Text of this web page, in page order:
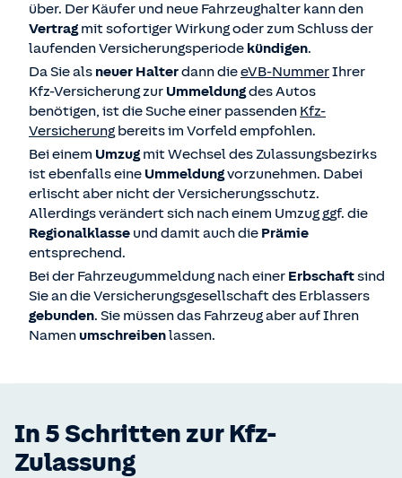
über. Der Käufer und neue Fahrzeughalter kann den
Vertragmit sofortiger Wirkung oder zum Schluss der
laufenden Versicherungsperiode kündigen.
Da Sie als neuer Halterdann dieeVB-NummerIhrer
Kfz-Versicherung zur Ummeldungdes Autos
benötigen, ist die Suche einer passenden Kfz-
Versicherung bereits im Vorfeld empfohlen.
Bei einem Umzugmit Wechsel des Zulassungsbezirks
ist ebenfalls eine Ummeldungvorzunehmen. Dabei
erlischt aber nicht der Versicherungsschutz.
Allerdings verändert sich nach einem Umzug ggf. die
Regionalklasse und damit auch die Prämie
entsprechend.
Bei der Fahrzeugummeldung nach einer Erbschaftsind
Sie an die Versicherungsgesellschaft des Erblassers
gebunden. Sie müssen das Fahrzeug aber auf Ihren
Namenumschreibenlassen.
In 5 Schritten zur Kfz-
Zulassung